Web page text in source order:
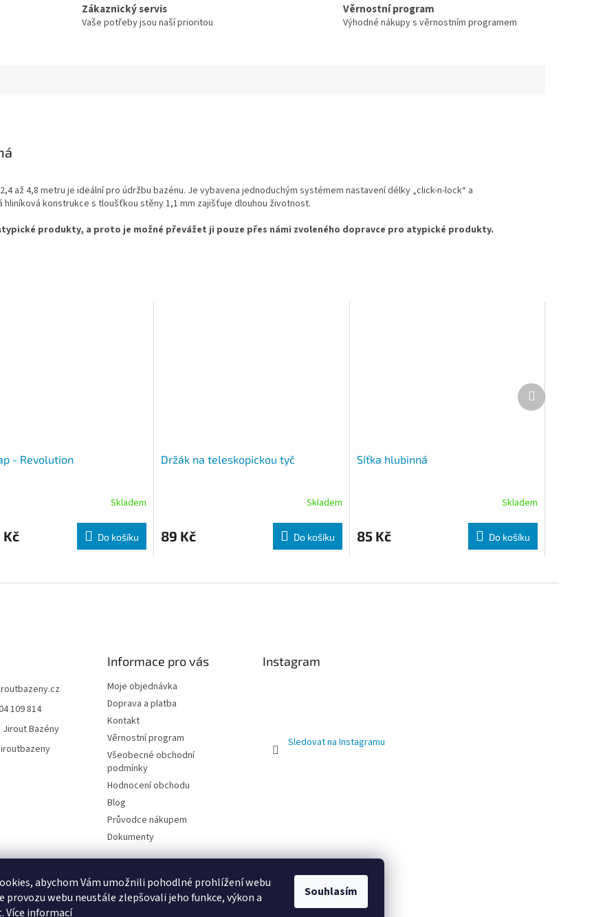
abychom Vám umožnili pohodlné prohlížení webu
provozu webu neustále zlepšovali jeho funkce, výkon a
Více informací
Souhlasím
Zákaznický servis
Vaše potřeby jsou naší prioritou
Věrnostní program
Výhodné nákupy s věrnostním programem
až 4,8 metru je ideální pro údržbu bazénu. Je vybavena jednoduchým systémem nastavení délky „click-n-lock“ a
konstrukce s tloušťkou stěny 1,1 mm zajišťuje dlouhou životnost.
produkty, a proto je možné převážet ji pouze přes námi zvoleného dopravce pro atypické produkty.
- Revolution
Skladem
Kč Do košíku
Držák na teleskopickou tyč
Skladem
89 Kč Do košíku
Síťka hlubinná
Skladem
85 Kč Do košíku
Další produkt
109 814
Jirout Bazény
Informace pro vás
Moje objednávka
Doprava a platba
Kontakt
Věrnostní program
Všeobecné obchodní
podmínky
Hodnocení obchodu
Blog
Průvodce nákupem
Dokumenty
Instagram
Sledovat na Instagramu